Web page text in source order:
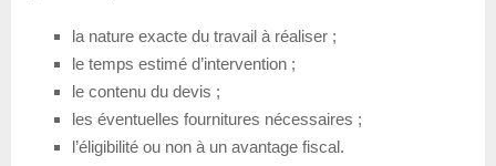
la nature exacte du travail à réaliser ;
le temps estimé d’intervention ;
le contenu du devis ;
les éventuelles fournitures nécessaires ;
l’éligibilité ou non à un avantage fiscal.